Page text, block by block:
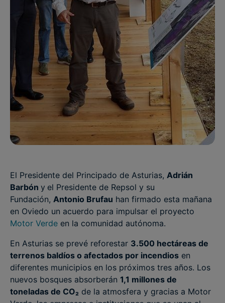
El Presidente del Principado de Asturias, Adrián
Barbón y el Presidente de Repsol y su
Fundación, Antonio Brufau han firmado esta mañana
en Oviedo un acuerdo para impulsar el proyecto
Motor Verde en la comunidad autónoma.
En Asturias se prevé reforestar 3.500 hectáreas de
terrenos baldíos o afectados por incendios en
diferentes municipios en los próximos tres años. Los
nuevos bosques absorberán 1,1 millones de
toneladas de CO₂ de la atmosfera y gracias a Motor